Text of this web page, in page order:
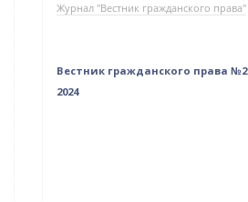
Журнал "Вестник гражданского права"
Вестник гражданского права №2
2024